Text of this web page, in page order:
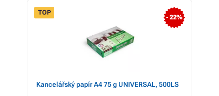
- 22%
TOP
Kancelářský papír A4 75 g UNIVERSAL, 500LS